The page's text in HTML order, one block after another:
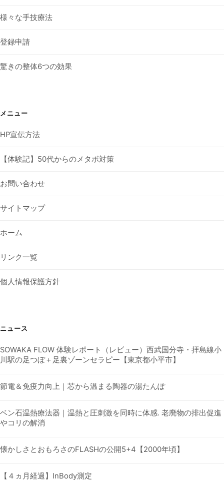
様々な手技療法
登録申請
驚きの整体6つの効果
メニュー
HP宣伝方法
【体験記】50代からのメタボ対策
お問い合わせ
サイトマップ
ホーム
リンク一覧
個人情報保護方針
ニュース
SOWAKA FLOW 体験レポート（レビュー）西武国分寺・拝島線小
川駅の足つぼ＋足裏ゾーンセラピー【東京都小平市】
節電＆免疫力向上｜芯から温まる陶器の湯たんぽ
ベン石温熱療法器｜温熱と圧刺激を同時に体感. 老廃物の排出促進
やコリの解消
懐かしさとおもろさのFLASHの公開5+4【2000年頃】
【４ヵ月経過】InBody測定